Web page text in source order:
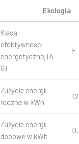
Ekologia
Klasa
efektywności
energetycznej (A-
G)
E
Zużycie energii
roczne w kWh
Zużycie energii
dobowe w kWh